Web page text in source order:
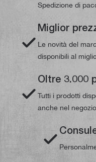
Spedizione di
Miglior
Le novità del
disponibili al
Oltre 3.000
Tutti i prodotti
anche nel